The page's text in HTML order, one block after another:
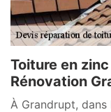
Toiture en
Rénovation
À Grandrupt, dans